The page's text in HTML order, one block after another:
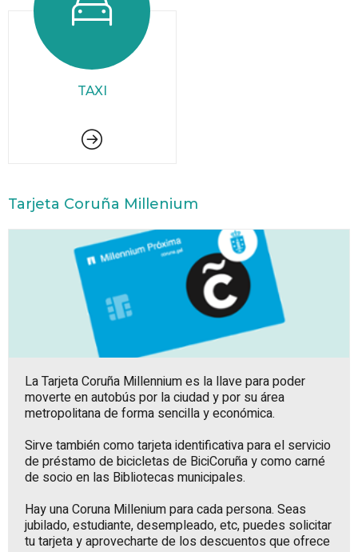
TAXI
Tarjeta Coruña Millenium
La Tarjeta Coruña Millennium es la llave para poder
moverte en autobús por la ciudad y por su área
metropolitana de forma sencilla y económica.
Sirve también como tarjeta identificativa para el servicio
de préstamo de bicicletas de BiciCoruña y como carné
de socio en las Bibliotecas municipales.
Hay una Coruna Millenium para cada persona. Seas
jubilado, estudiante, desempleado, etc, puedes solicitar
tu tarjeta y aprovecharte de los descuentos que ofrece